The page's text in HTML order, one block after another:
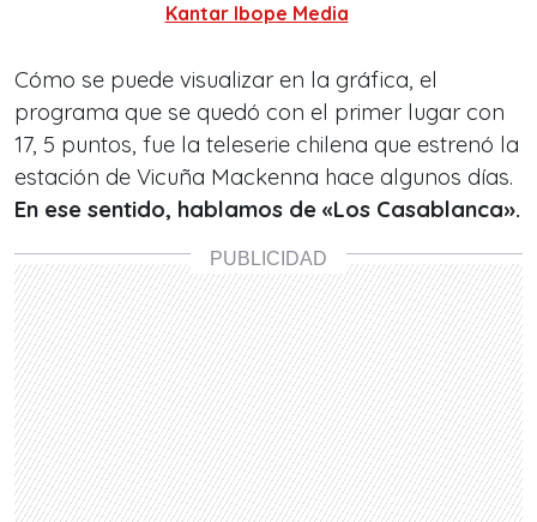
Kantar Ibope Media
Cómo se puede visualizar en la gráfica, el
programa que se quedó con el primer lugar con
17, 5 puntos, fue la teleserie chilena que estrenó la
estación de Vicuña Mackenna hace algunos días.
En ese sentido, hablamos de «Los Casablanca».